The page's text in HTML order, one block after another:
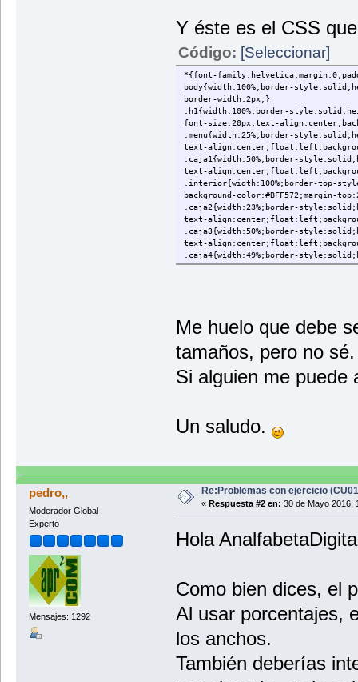
<div class="caja2">
<p>Espacio reservado para
</div>
<div class="caja3">
<p>Contacta con nosotros</p>
</div>
<div class="caja4">
<p>Aviso legal</p>
</div>
</body>
</html>
Y éste es el CSS
Código: [Seleccionar]
*{font-
body{width:100%;border-
border-width:2px;}
.h1{width:100%;border-
font-size:20px;text-
.menu{width:25%;border-
text-
.caja1{width:50%;border-
text-
.interior{width:100%;border-top-
background-color:#BFF572;margin-
.caja2{width:23%;border-
text-
.caja3{width:50%;border-
text-
.caja4{width:49%;border-
text-
Me huelo que debe
tamaños, pero no sé.
Si alguien me puede
Un saludo.
pedro,,
Moderador Global
Experto
Mensajes: 1292
Re:Problemas con ejercicio
« Respuesta #2 en: 30 de Mayo 2016,
Hola
Como bien dices, el
Al usar porcentajes,
los anchos.
También deberías